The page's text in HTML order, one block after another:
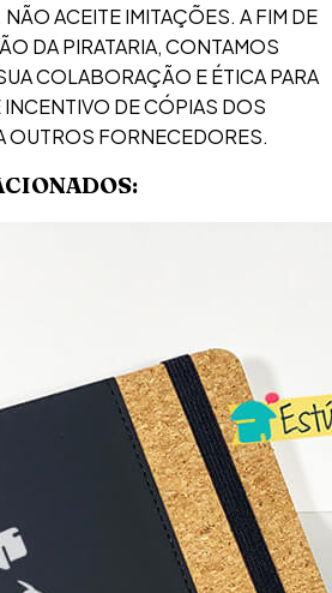
ACEITE IMITAÇÕES. A FIM DE
DA PIRATARIA, CONTAMOS
COLABORAÇÃO E ÉTICA PARA
DE CÓPIAS DOS
OUTROS FORNECEDORES.